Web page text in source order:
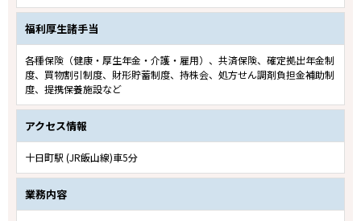
福利厚生諸手当
各種保険（健康・厚生年金・介護・雇用）、共済保険、確定拠出年金制
度、買物割引制度、財形貯蓄制度、持株会、処方せん調剤負担金補助制
度、提携保養施設など
アクセス情報
十日町駅 (JR飯山線)車5分
業務内容